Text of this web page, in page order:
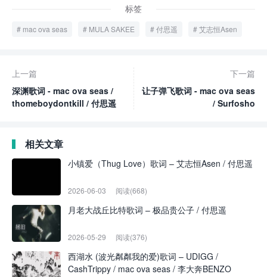
标签
mac ova seas MULA SAKEE 付思遥 艾志恒Asen
上一篇
深渊歌词 - mac ova seas /
thomeboydontkill / 付思遥
下一篇
让子弹飞歌词 - mac ova seas
/ Surfosho
相关文章
小镇爱（Thug Love）歌词 – 艾志恒Asen / 付思遥
2026-06-03 阅读(668)
月老大战丘比特歌词 – 极品贵公子 / 付思遥
2026-05-29 阅读(376)
西湖水 (波光粼粼我的爱)歌词 – UDIGG /
CashTrippy / mac ova seas / 李大奔BENZO